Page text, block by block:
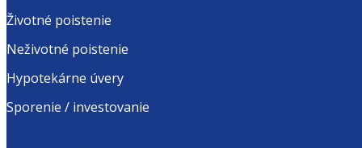
Životné poistenie
Neživotné poistenie
Hypotekárne úvery
Sporenie / investovanie